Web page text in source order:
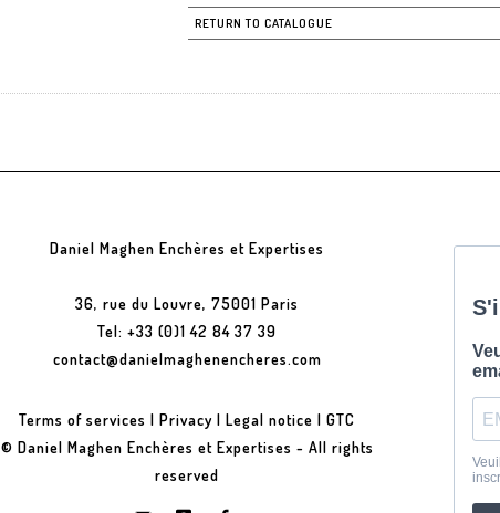
RETURN TO CATALOGUE
Daniel Maghen Enchères et Expertises
36, rue du Louvre, 75001 Paris
Tel: +33 (0)1 42 84 37 39
contact@danielmaghenencheres.com
Terms of services |Privacy |Legal notice |GTC
© Daniel Maghen Enchères et Expertises - All rights
reserved